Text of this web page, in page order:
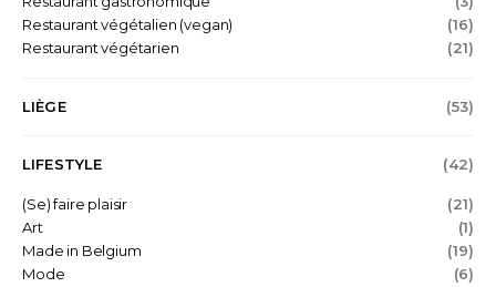
Restaurant végétalien (vegan)
(16)
Restaurant végétarien
(21)
LIÈGE (53)
LIFESTYLE (42)
(Se) faire plaisir
(21)
Art
(1)
Made in Belgium
(19)
Mode
(6)